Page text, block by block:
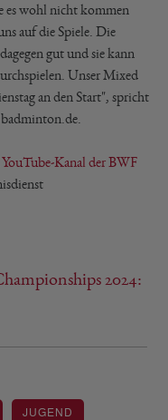
es wohl nicht kommen
auf die Spiele. Die
gut und sie kann
Unser Mixed
an den Start", spricht
YouTube-Kanal der BWF
2024:
JUGEND